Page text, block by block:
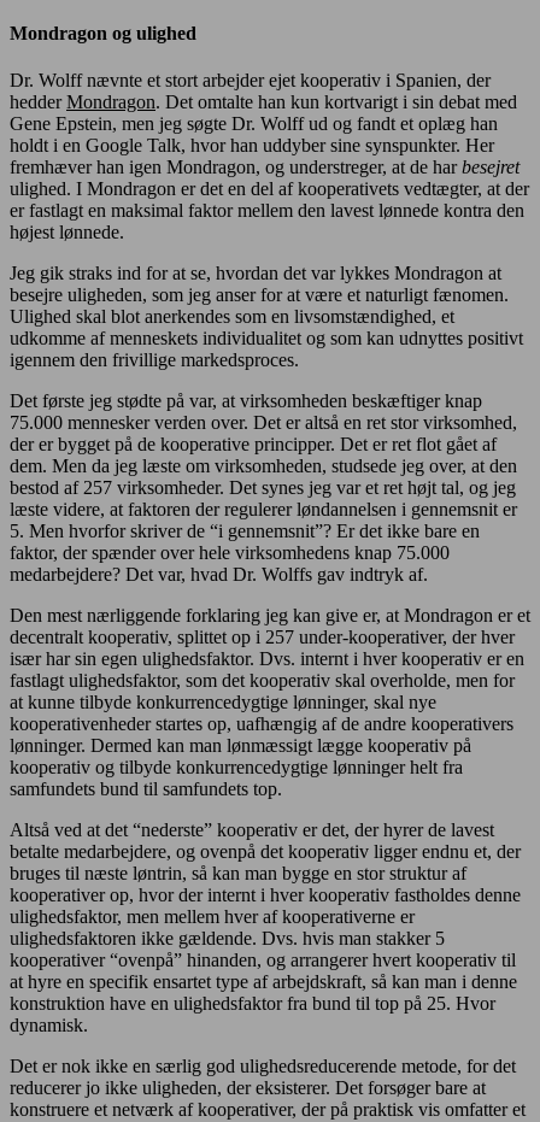
Mondragon og ulighed
Dr. Wolff nævnte et stort arbejder ejet kooperativ i Spanien, der
hedderMondragon. Det omtalte han kun kortvarigt i sin debat med
Gene Epstein, men jeg søgte Dr. Wolff ud og fandt et oplæg han
holdt i en Google Talk, hvor han uddyber sine synspunkter. Her
fremhæver han igen Mondragon, og understreger, at de harbesejret
ulighed. I Mondragon er det en del af kooperativets vedtægter, at der
er fastlagt en maksimal faktor mellem den lavest lønnede kontra den
højest lønnede.
Jeg gik straks ind for at se, hvordan det var lykkes Mondragon at
besejre uligheden, som jeg anser for at være et naturligt fænomen.
Ulighed skal blot anerkendes som en livsomstændighed, et
udkomme af menneskets individualitet og som kan udnyttes positivt
igennem den frivillige markedsproces.
Det første jeg stødte på var, at virksomheden beskæftiger knap
75.000 mennesker verden over. Det er altså en ret stor virksomhed,
der er bygget på de kooperative principper. Det er ret flot gået af
dem. Men da jeg læste om virksomheden, studsede jeg over, at den
bestod af 257 virksomheder. Det synes jeg var et ret højt tal, og jeg
læste videre, at faktoren der regulerer løndannelsen i gennemsnit er
5. Men hvorfor skriver de “i gennemsnit”? Er det ikke bare en
faktor, der spænder over hele virksomhedens knap 75.000
medarbejdere? Det var, hvad Dr. Wolffs gav indtryk af.
Den mest nærliggende forklaring jeg kan give er, at Mondragon er et
decentralt kooperativ, splittet op i 257 under-kooperativer, der hver
især har sin egen ulighedsfaktor. Dvs. internt i hver kooperativ er en
fastlagt ulighedsfaktor, som det kooperativ skal overholde, men for
at kunne tilbyde konkurrencedygtige lønninger, skal nye
kooperativenheder startes op, uafhængig af de andre kooperativers
lønninger. Dermed kan man lønmæssigt lægge kooperativ på
kooperativ og tilbyde konkurrencedygtige lønninger helt fra
samfundets bund til samfundets top.
Altså ved at det “nederste” kooperativ er det, der hyrer de lavest
betalte medarbejdere, og ovenpå det kooperativ ligger endnu et, der
bruges til næste løntrin, så kan man bygge en stor struktur af
kooperativer op, hvor der internt i hver kooperativ fastholdes denne
ulighedsfaktor, men mellem hver af kooperativerne er
ulighedsfaktoren ikke gældende. Dvs. hvis man stakker 5
kooperativer “ovenpå” hinanden, og arrangerer hvert kooperativ til
at hyre en specifik ensartet type af arbejdskraft, så kan man i denne
konstruktion have en ulighedsfaktor fra bund til top på 25. Hvor
dynamisk.
Det er nok ikke en særlig god ulighedsreducerende metode, for det
reducerer jo ikke uligheden, der eksisterer. Det forsøger bare at
konstruere et netværk af kooperativer, der på praktisk vis omfatter et